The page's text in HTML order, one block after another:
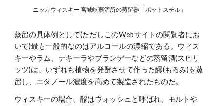
ニッカウィスキー 宮城峡蒸溜所の蒸留器「ポットスチル」
蒸留の具体例として(ただしこのWebサイトの閲覧者にお
いて)最も一般的なのはアルコールの濃縮である。ウィス
キーやラム、テキーラやブランデーなどの蒸留酒(スピリ
ッツ)は、いずれも植物を発酵させて作った醪(もろみ)を蒸
留し、エタノール濃度を高めて製造されたものだ。
ウィスキーの場合、醪はウォッシュと呼ばれ、モルトや